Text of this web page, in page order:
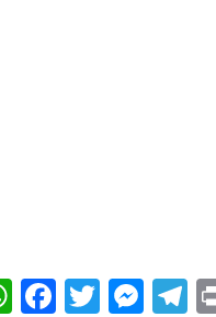
WhatsApp
Facebook
Twitter